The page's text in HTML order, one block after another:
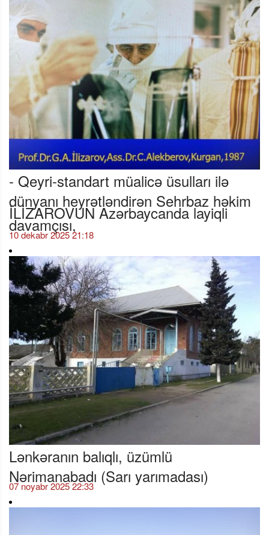
- Qeyri-standart müalicə üsulları ilə
dünyanı heyrətləndirən Sehrbaz həkim
İLİZAROVUN Azərbaycanda layiqli
davamçısı,
10 dekabr 2025 21:18
Lənkəranın balıqlı, üzümlü
Nərimanabadı (Sarı yarımadası)
07 noyabr 2025 22:33